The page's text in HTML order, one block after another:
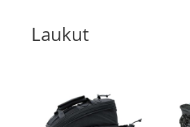
Laukut